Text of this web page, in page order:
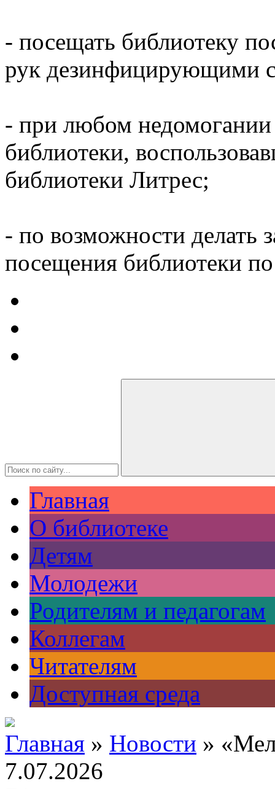
- посещать библиотеку
рук дезинфицирующими
- при любом недомогании
библиотеки,
библиотеки Литрес;
- по возможности делать
посещения библиотеки
Главная
О библиотеке
Детям
Молодежи
Родителям и педагогам
Коллегам
Читателям
Доступная среда
Главная » Новости »
7.07.2026